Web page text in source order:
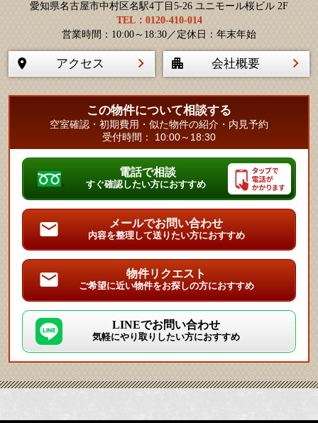
愛知県名古屋市中村区名駅4丁目5-26 ユニモール桜ビル 2F
TEL：0120-410-014
営業時間：10:00～18:30／定休日：年末年始
アクセス 会社概要
この物件について相談する
空室確認・初期費用・似た物件の紹介・内見予約
受付時間： 10:00～18:30
電話で相談
すぐ確認したい方におすすめ
メールでお問い合わせ
内容を整理して送りたい方におすすめ
物件リクエスト
ご希望に近い物件をお探しの方におすすめ
LINEでお問い合わせ
気軽にやり取りしたい方におすすめ